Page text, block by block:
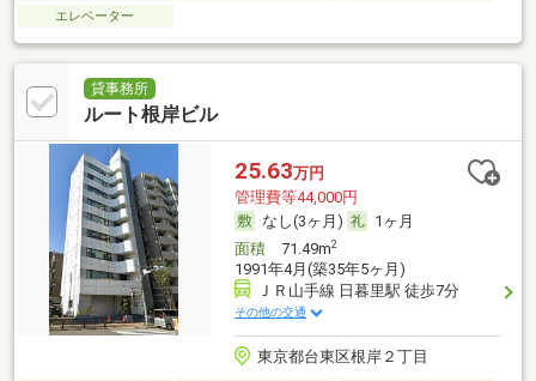
エレベーター
貸事務所
ルート根岸ビル
25.63万円
管理費等44,000円
なし(3ヶ月)
1ヶ月
面積71.49m2
1991年4月(築35年5ヶ月)
ＪＲ山手線 日暮里駅 徒歩7分
その他の交通
東京都台東区根岸２丁目